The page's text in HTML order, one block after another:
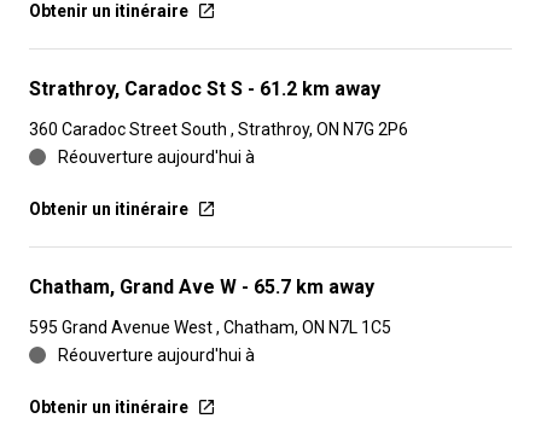
Obtenir un itinéraire
Strathroy, Caradoc St S - 61.2 km away
360 Caradoc Street South , Strathroy, ON N7G 2P6
Réouverture aujourd'hui à
Obtenir un itinéraire
Chatham, Grand Ave W - 65.7 km away
595 Grand Avenue West , Chatham, ON N7L 1C5
Réouverture aujourd'hui à
Obtenir un itinéraire